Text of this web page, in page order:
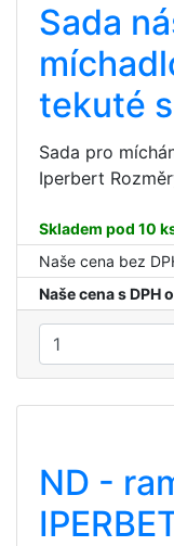
Sada
tekuté
Sada pro
Iperbert
Skladem pod 10
Naše cena bez
Naše cena s DPH
ND -